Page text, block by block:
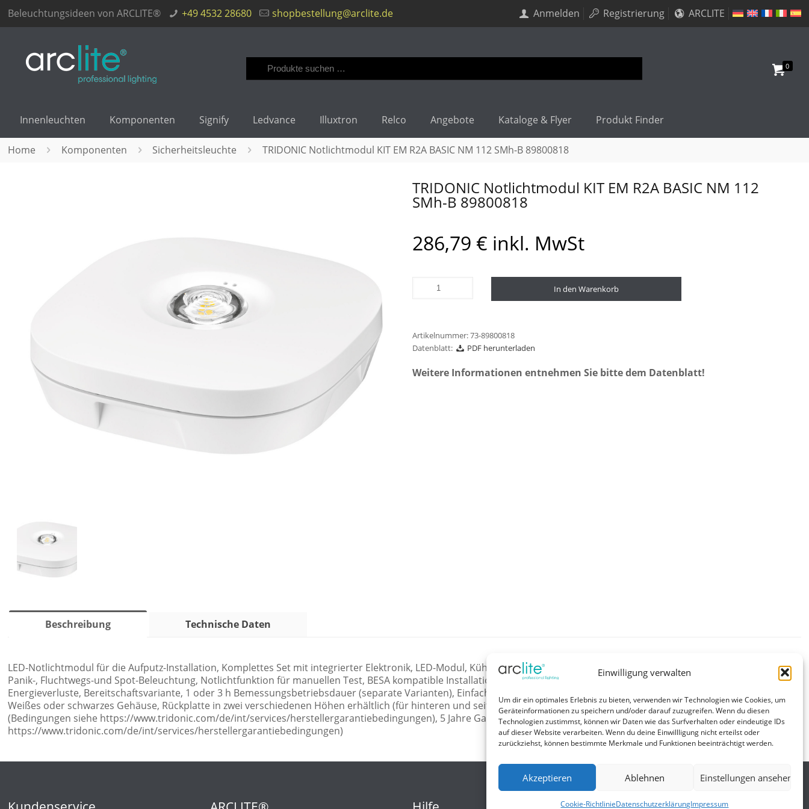
Einwilligung verwalten
Um dir ein optimales Erlebnis zu bieten, verwenden wir Technologien wie Cookies, um
Geräteinformationen zu speichern und/oder darauf zuzugreifen. Wenn du diesen
Technologien zustimmst, können wir Daten wie das Surfverhalten oder eindeutige IDs
auf dieser Website verarbeiten. Wenn du deine Einwillligung nicht erteilst oder
zurückziehst, können bestimmte Merkmale und Funktionen beeinträchtigt werden.
Akzeptieren Ablehnen Einstellungen ansehen
Cookie-RichtlinieDatenschutzerklärungImpressum
Beleuchtungsideen von ARCLITE® +49 4532 28680 shopbestellung@arclite.de Anmelden Registrierung ARCLITE
Suchen
nach:
0
Innenleuchten Komponenten Signify Ledvance Illuxtron Relco Angebote Kataloge & Flyer Produkt Finder
Home Komponenten Sicherheitsleuchte TRIDONIC Notlichtmodul KIT EM R2A BASIC NM 112 SMh-B 89800818
TRIDONIC Notlichtmodul KIT EM R2A BASIC NM 112
SMh-B 89800818
286,79 € inkl. MwSt
In den Warenkorb
Artikelnummer:73-89800818
Datenblatt:
PDF herunterladen
Weitere Informationen entnehmen Sie bitte dem Datenblatt!
Beschreibung Technische Daten
LED-Notlichtmodul für die Aufputz-Installation, Komplettes Set mit integrierter Elektronik, LED-Modul, Kühlfläche, Optik und Akku, Beinhaltet click-in Multi-Linsen-Optik für Anti-
Panik-, Fluchtwegs-und Spot-Beleuchtung, Notlichtfunktion für manuellen Test, BESA kompatible Installation, EM = Emergency, Ausgangsleistung 1,5 W, Sehr geringe stand-by
Energieverluste, Bereitschaftsvariante, 1 oder 3 h Bemessungsbetriebsdauer (separate Varianten), Einfacher Anschluss des Lithium-Eisenphosphat-Akkus mit Stecksystem,
Weißes oder schwarzes Gehäuse, Rückplatte in zwei verschiedenen Höhen erhältlich (für hinteren und seitlichen Einstieg), 5 Jahre Garantie Elektronik (LED-Treiber)
(Bedingungen siehe https://www.tridonic.com/de/int/services/herstellergarantiebedingungen), 5 Jahre Garantie für LiFePO4-Akkus (Bedingungen siehe
https://www.tridonic.com/de/int/services/herstellergarantiebedingungen)